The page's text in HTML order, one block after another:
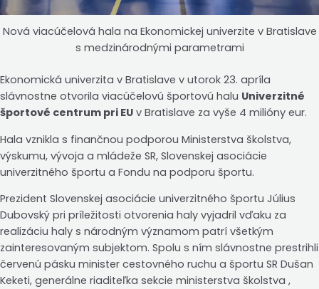
Nová viacúčelová hala na Ekonomickej univerzite v Bratislave
s medzinárodnými parametrami
Ekonomická univerzita v Bratislave v utorok 23. apríla
slávnostne otvorila viacúčelovú športovú halu Univerzitné
športové centrum pri EU v Bratislave za vyše 4 milióny eur.
Hala vznikla s finančnou podporou Ministerstva školstva,
výskumu, vývoja a mládeže SR, Slovenskej asociácie
univerzitného športu a Fondu na podporu športu.
Prezident Slovenskej asociácie univerzitného športu Július
Dubovský pri príležitosti otvorenia haly vyjadril vďaku za
realizáciu haly s národným významom patrí všetkým
zainteresovaným subjektom. Spolu s ním slávnostne prestrihli
červenú pásku minister cestovného ruchu a športu SR Dušan
Keketi, generálne riaditeľka sekcie ministerstva školstva ,